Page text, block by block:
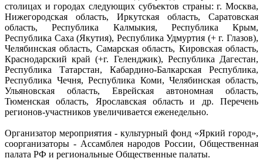
столицах и городах следующих субъектов страны: г. Москва,
Нижегородская область, Иркутская область, Саратовская
область, Республика Калмыкия, Республика Крым,
Республика Саха (Якутия), Республика Удмуртия (+ г. Глазов),
Челябинская область, Самарская область, Кировская область,
Краснодарский край (+г. Геленджик), Республика Дагестан,
Республика Татарстан, Кабардино-Балкарская Республика,
Республика Чечня, Республика Коми, Челябинская область,
Ульяновская область, Еврейская автономная область,
Тюменская область, Ярославская область и др. Перечень
регионов-участников увеличивается еженедельно.
Организатор мероприятия - культурный фонд «Яркий город»,
соорганизаторы - Ассамблея народов России, Общественная
палата РФ и региональные Общественные палаты.